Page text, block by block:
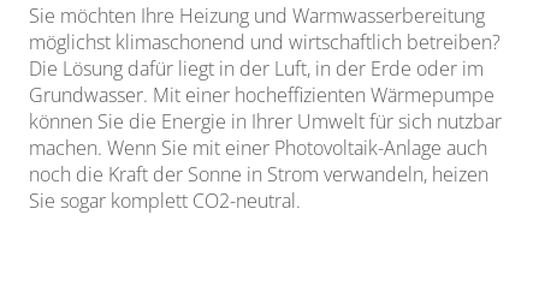
Sie möchten Ihre Heizung und Warmwasserbereitung
möglichst klimaschonend und wirtschaftlich betreiben?
Die Lösung dafür liegt in der Luft, in der Erde oder im
Grundwasser. Mit einer hocheffizienten Wärmepumpe
können Sie die Energie in Ihrer Umwelt für sich nutzbar
machen. Wenn Sie mit einer Photovoltaik-Anlage auch
noch die Kraft der Sonne in Strom verwandeln, heizen
Sie sogar komplett CO2-neutral.